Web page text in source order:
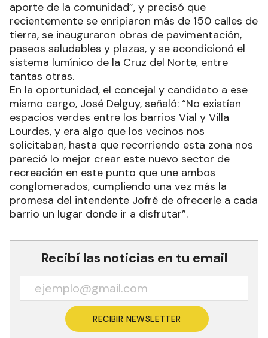
aporte de la comunidad”, y precisó que
recientemente se enripiaron más de 150 calles de
tierra, se inauguraron obras de pavimentación,
paseos saludables y plazas, y se acondicionó el
sistema lumínico de la Cruz del Norte, entre
tantas otras.
En la oportunidad, el concejal y candidato a ese
mismo cargo, José Delguy, señaló: “No existían
espacios verdes entre los barrios Vial y Villa
Lourdes, y era algo que los vecinos nos
solicitaban, hasta que recorriendo esta zona nos
pareció lo mejor crear este nuevo sector de
recreación en este punto que une ambos
conglomerados, cumpliendo una vez más la
promesa del intendente Jofré de ofrecerle a cada
barrio un lugar donde ir a disfrutar”.
Recibí las noticias en tu email
RECIBIR NEWSLETTER